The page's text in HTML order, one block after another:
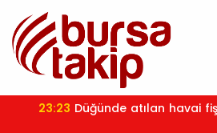
23:23 Düğünde atılan havai